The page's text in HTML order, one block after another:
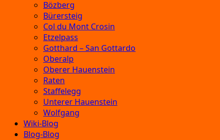
Bözberg
Bürersteig
Col du Mont Crosin
Etzelpass
Gotthard – San Gottardo
Oberalp
Oberer Hauenstein
Raten
Staffelegg
Unterer Hauenstein
Wolfgang
Wiki-Blog
Blog-Blog